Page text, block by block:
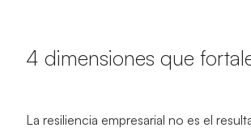
4 dimensiones que
La resiliencia empresarial no es el